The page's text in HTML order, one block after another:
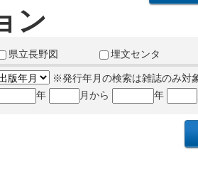
ン
県立長野図
埋文センタ
※発行年月の検索は雑誌のみ対
年
月から 年